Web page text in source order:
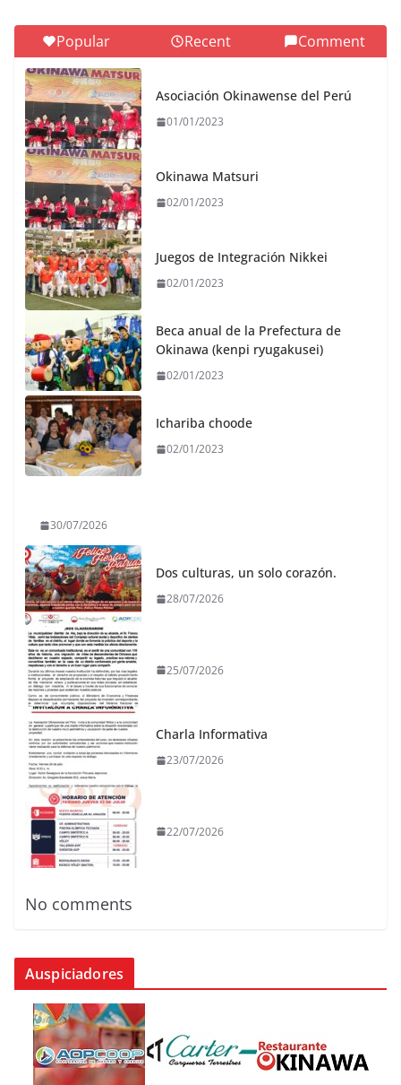
Popular Recent Comment
Asociación Okinawense del Perú
01/01/2023
Okinawa Matsuri
02/01/2023
Juegos de Integración Nikkei
02/01/2023
Beca anual de la Prefectura de
Okinawa (kenpi ryugakusei)
02/01/2023
Ichariba choode
02/01/2023
30/07/2026
Dos culturas, un solo corazón.
28/07/2026
25/07/2026
Charla Informativa
23/07/2026
22/07/2026
No comments
Auspiciadores